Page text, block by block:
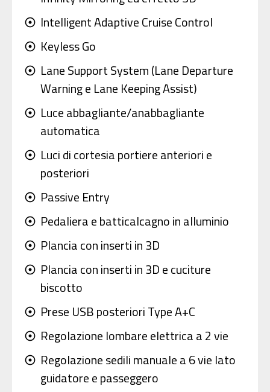
adjust Intelligent Adaptive Cruise Control
adjust Keyless Go
adjust Lane Support System (Lane Departure
Warning e Lane Keeping Assist)
adjust Luce abbagliante/anabbagliante
automatica
adjust Luci di cortesia portiere anteriori e
posteriori
adjust Passive Entry
adjust Pedaliera e batticalcagno in alluminio
adjust Plancia con inserti in 3D
adjust Plancia con inserti in 3D e cuciture
biscotto
adjust Prese USB posteriori Type A+C
adjust Regolazione lombare elettrica a 2 vie
adjust Regolazione sedili manuale a 6 vie lato
guidatore e passeggero